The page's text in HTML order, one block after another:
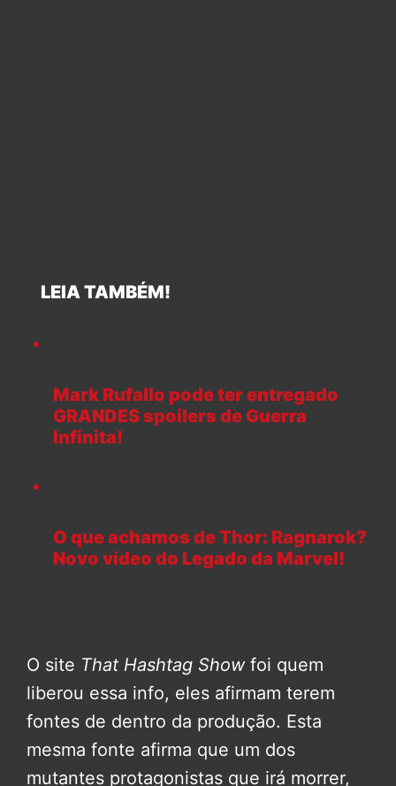
LEIA TAMBÉM!
Mark Rufallo pode ter entregado
GRANDES spoilers de Guerra
Infinita!
O que achamos de Thor: Ragnarok?
Novo vídeo do Legado da Marvel!
O site That Hashtag Showfoi quem
liberou essa info, eles afirmam terem
fontes de dentro da produção. Esta
mesma fonte afirma que um dos
mutantes protagonistas que irá morrer,